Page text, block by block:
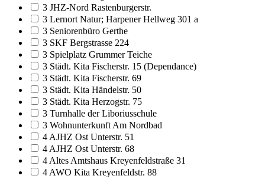
3 JHZ-Nord Rastenburgerstr.
3 Lernort Natur; Harpener Hellweg 301 a
3 Seniorenbüro Gerthe
3 SKF Bergstrasse 224
3 Spielplatz Grummer Teiche
3 Städt. Kita Fischerstr. 15 (Dependance)
3 Städt. Kita Fischerstr. 69
3 Städt. Kita Händelstr. 50
3 Städt. Kita Herzogstr. 75
3 Turnhalle der Liboriusschule
3 Wohnunterkunft Am Nordbad
4 AJHZ Ost Unterstr. 51
4 AJHZ Ost Unterstr. 68
4 Altes Amtshaus Kreyenfeldstraße 31
4 AWO Kita Kreyenfeldstr. 88